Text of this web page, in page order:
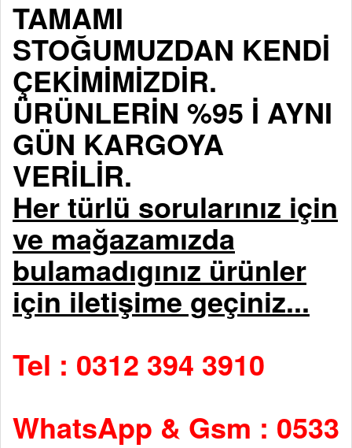
TAMAMI
STOĞUMUZDAN KENDİ
ÇEKİMİMİZDİR.
ÜRÜNLERİN %95 İ AYNI
GÜN KARGOYA
VERİLİR.
Her türlü sorularınız için
ve mağazamızda
bulamadıgınız ürünler
için iletişime geçiniz...
Tel : 0312 394 3910
WhatsApp & Gsm : 0533